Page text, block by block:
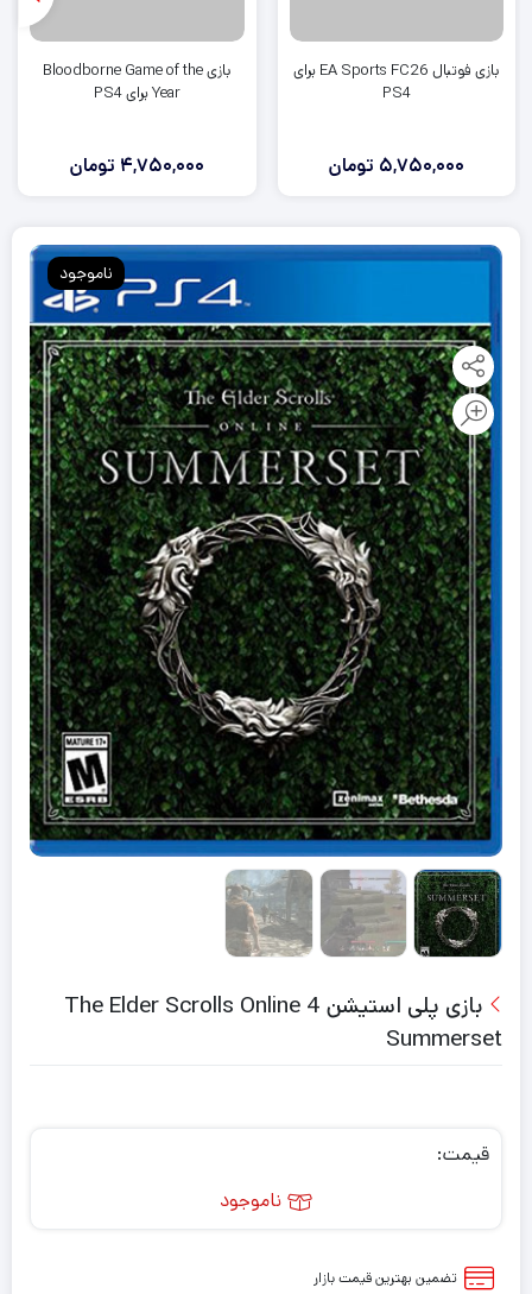
بازی فوتبال EA Sports FC26 برای
PS4
5,750,000 تومان
بازی Bloodborne Game of the
Year برای PS4
4,750,000 تومان
ناموجود
بازی پلی استیشن 4 The Elder Scrolls Online
Summerset
قیمت:
ناموجود
تضمین بهترین قیمت بازار